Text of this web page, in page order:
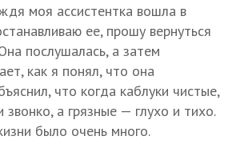
моя ассистентка вошла в
ее, прошу вернуться
послушалась, а затем
как я понял, что она
что когда каблуки чистые,
звонко, а грязные — глухо и тихо.
было очень много.